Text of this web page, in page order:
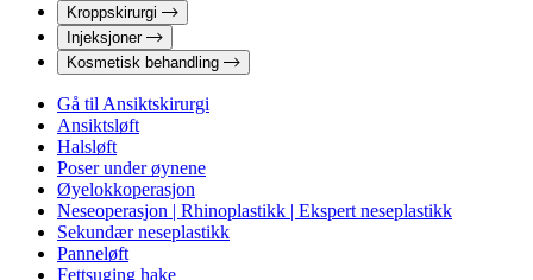
Kroppskirurgi
Injeksjoner
Kosmetisk behandling
Gå til Ansiktskirurgi
Ansiktsløft
Halsløft
Poser under øynene
Øyelokkoperasjon
Neseoperasjon | Rhinoplastikk | Ekspert neseplastikk
Sekundær neseplastikk
Panneløft
Fettsuging hake